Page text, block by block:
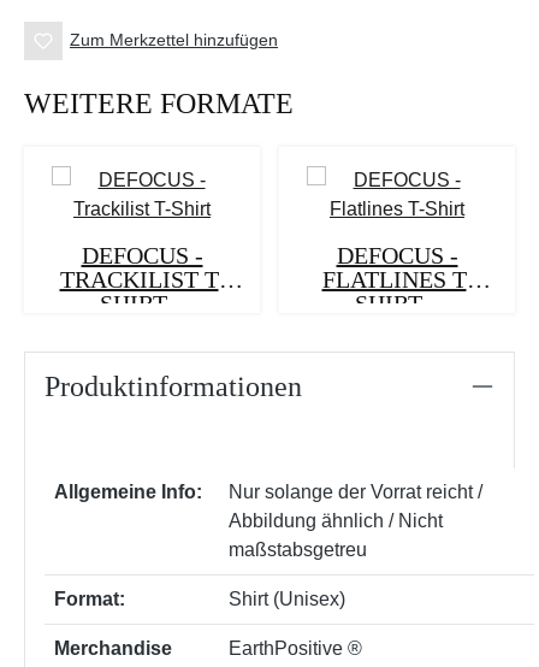
Zum Merkzettel hinzufügen
WEITERE FORMATE
DEFOCUS -
TRACKILIST T-
SHIRT...
DEFOCUS -
FLATLINES T-
SHIRT...
Produktinformationen
Allgemeine Info:
Nur solange der Vorrat reicht /
Abbildung ähnlich / Nicht
maßstabsgetreu
Format: Shirt (Unisex)
Merchandise
EarthPositive ®